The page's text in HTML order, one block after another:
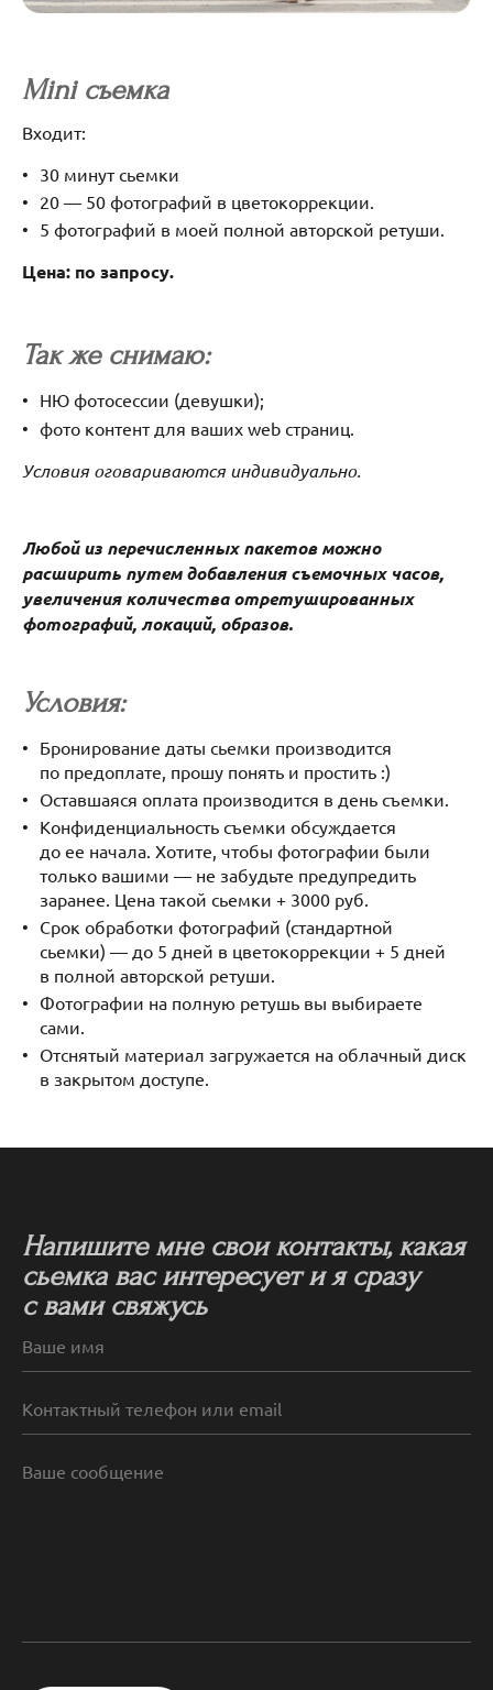
Mini съемка
Входит:
30 минут сьемки
20 — 50 фотографий в цветокоррекции.
5 фотографий в моей полной авторской ретуши.
Цена: по запросу.
Так же снимаю:
НЮ фотосессии (девушки);
фото контент для ваших web страниц.
Условия оговариваются индивидуально.
Любой из перечисленных пакетов можно
расширить путем добавления съемочных часов,
увеличения количества отретушированных
фотографий, локаций, образов.
Условия:
Бронирование даты сьемки производится
по предоплате, прошу понять и простить :)
Оставшаяся оплата производится в день съемки.
Конфиденциальность съемки обсуждается
до ее начала. Хотите, чтобы фотографии были
только вашими — не забудьте предупредить
заранее. Цена такой сьемки + 3000 руб.
Срок обработки фотографий (стандартной
сьемки) — до 5 дней в цветокоррекции + 5 дней
в полной авторской ретуши.
Фотографии на полную ретушь вы выбираете
сами.
Отснятый материал загружается на облачный диск
в закрытом доступе.
Напишите мне свои контакты, какая
сьемка вас интересует и я сразу
с вами свяжусь